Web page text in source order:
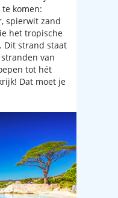
komen:
spierwit zand
het tropische
Dit strand staat
van
tot hét
Dat moet je